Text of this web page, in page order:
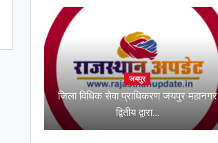
जयपुर
जिला विधिक सेवा प्राधिकरण जयपुर महानगर
द्वितीय द्वारा…